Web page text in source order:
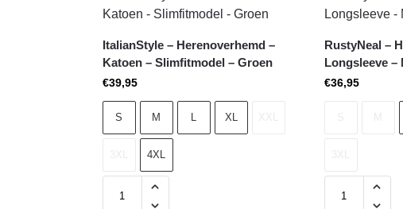
ItalianStyle – Herenoverhemd –
Katoen – Slimfitmodel – Groen
€39,95
S M XL
4XL
RustyNeal –
Longsleeve –
€36,95